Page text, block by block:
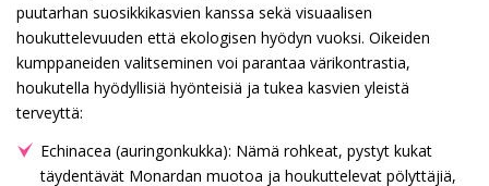
puutarhan suosikkikasvien kanssa sekä visuaalisen
houkuttelevuuden että ekologisen hyödyn vuoksi. Oikeiden
kumppaneiden valitseminen voi parantaa värikontrastia,
houkutella hyödyllisiä hyönteisiä ja tukea kasvien yleistä
terveyttä:
Echinacea (auringonkukka): Nämä rohkeat, pystyt kukat
täydentävät Monardan muotoa ja houkuttelevat pölyttäjiä,